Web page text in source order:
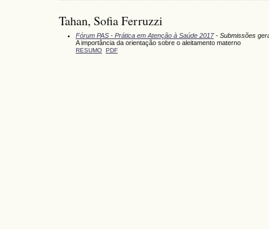
Tahan, Sofia Ferruzzi
Fórum PAS - Prática em Atenção à Saúde 2017- Submissões
A importância da orientação sobre o aleitamento materno
RESUMO PDF